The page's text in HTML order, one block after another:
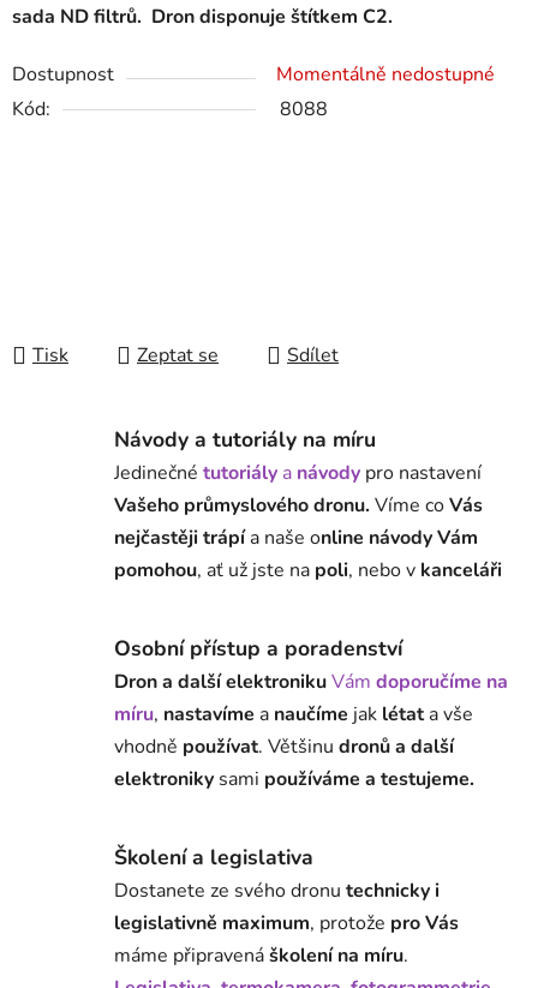
sada ND filtrů. Dron disponuje štítkem C2.
Dostupnost
Momentálně nedostupné
Kód:
8088
Tisk Zeptat se Sdílet
Návody a tutoriály na míru
Jedinečné tutoriály a návody pro nastavení
Vašeho průmyslového dronu. Víme coVás
nejčastěji trápía naše online návody Vám
pomohou, ať už jste na poli, nebo v kanceláři
Osobní přístup a poradenství
Dron a další elektronikuVám doporučíme na
míru, nastavíme a naučíme jak létata vše
vhodně používat. Většinu dronů a další
elektroniky sami používáme a testujeme.
Školení a legislativa
Dostanete ze svého dronu technicky i
legislativně maximum, protože pro Vás
máme připravenáškolení na míru.